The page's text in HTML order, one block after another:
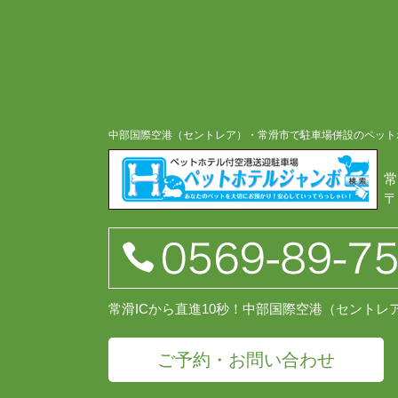
中部国際空港（セントレア）・常滑市で駐車場併設のペッ
常滑ICから直進10秒！中部国際空港（セントレ
ご予約・お問い合わせ